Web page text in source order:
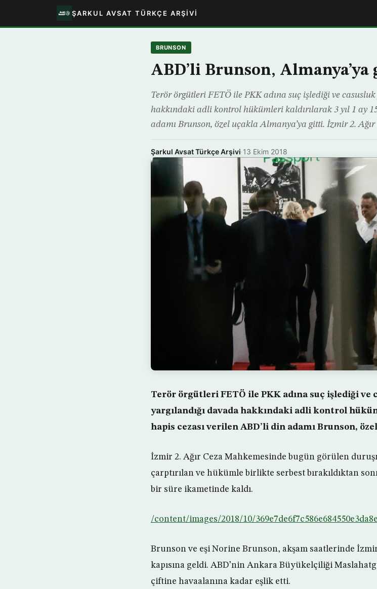
ŞARKUL AVSAT TÜRKÇE ARŞIVI
BRUNSON
ABD’li Brunson,
Terör örgütleri FETÖ ile PKK adına suç işlediği ve casusluk
hakkındaki adli kontrol hükümleri kaldırılarak 3 yıl 1 ay
adamı Brunson, özel uçakla Almanya’ya gitti. İzmir 2.
Şarkul Avsat Türkçe Arşivi·13 Ekim 2018
Terör örgütleri FETÖ ile PKK adına suç işlediği ve
yargılandığı davada hakkındaki adli kontrol
hapis cezası verilen ABD’li din adamı Brunson,
İzmir 2. Ağır Ceza Mahkemesinde bugün görülen
çarptırılan ve hükümle birlikte serbest bırakıldıktan
bir süre ikametinde kaldı.
/content/images/2018/10/
Brunson ve eşi Norine Brunson, akşam saatlerinde
kapısına geldi. ABD’nin Ankara Büyükelçiliği
çiftine havaalanına kadar eşlik etti.